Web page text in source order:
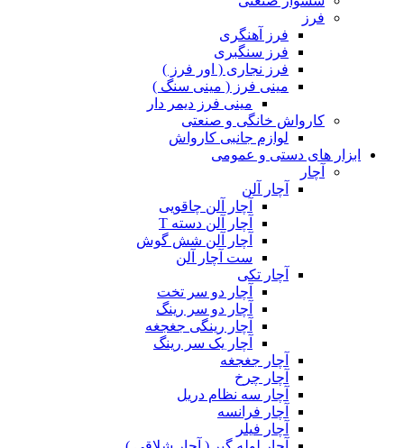
فرز
فرز آهنگری
فرز سنگبری
فرز نجاری ( اور فرز )
مینی فرز ( مینی سنگ )
مینی فرز دیمر دار
کارواش خانگی و صنعتی
لوازم جانبی کارواش
ابزار های دستی و عمومی
آچار
آچار آلن
آچار آلن چاقویی
آچار آلن دسته T
آچار آلن شش گوش
ست آچار آلن
آچار تکی
آچار دو سر تخت
آچار دو سر رینگ
آچار رینگی جغجغه
آچار یک سر رینگ
آچار جغجغه
آچار چرخ
آچار سه نظام دریل
آچار فرانسه
آچار فیلر